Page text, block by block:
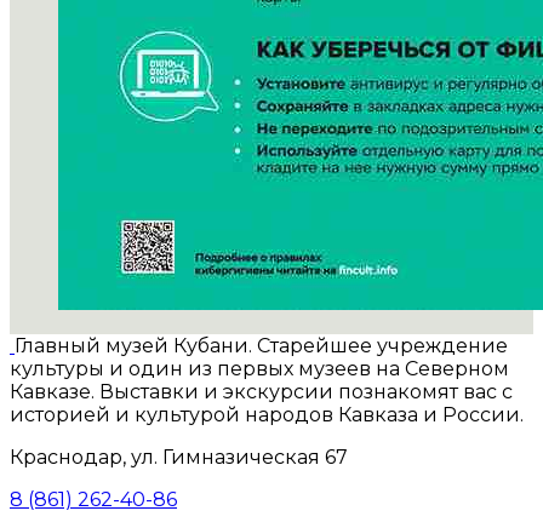
Главный музей Кубани. Старейшее учреждение
культуры и один из первых музеев на Северном
Кавказе. Выставки и экскурсии познакомят вас с
историей и культурой народов Кавказа и России.
Краснодар, ул. Гимназическая 67
8 (861) 262-40-86